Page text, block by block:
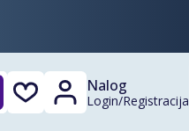
Nalog
Login/Registracija